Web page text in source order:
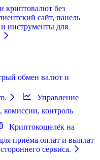
криптовалют без
сайт, панель
инструменты для
обмен валют и
Управление
контроль
Криптокошелёк на
приёма оплат и выплат
сервиса.